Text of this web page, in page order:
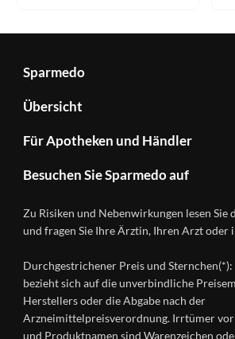
Sparmedo
Über
Sparmedo
FAQ
Kontakt
Datenschutz
Nutzungsbedingungen
Übersicht
Herstellerverzeichnis
Produkte
A-
Ratgeber
Wirkstoffe
Gesundheitsmagazin
Für Apotheken und Händler
&
Händlerlogin
Besuchen Sie Sparmedo auf
Instagram
Zu Risiken und Nebenwirkungen lesen Sie
und fragen Sie Ihre Ärztin, Ihren Arzt oder
Durchgestrichener Preis und
bezieht sich auf die unverbindliche
Herstellers oder die Abgabe nach der
Arzneimittelpreisverordnung. Irrtümer
und Produktnamen sind Warenzeichen